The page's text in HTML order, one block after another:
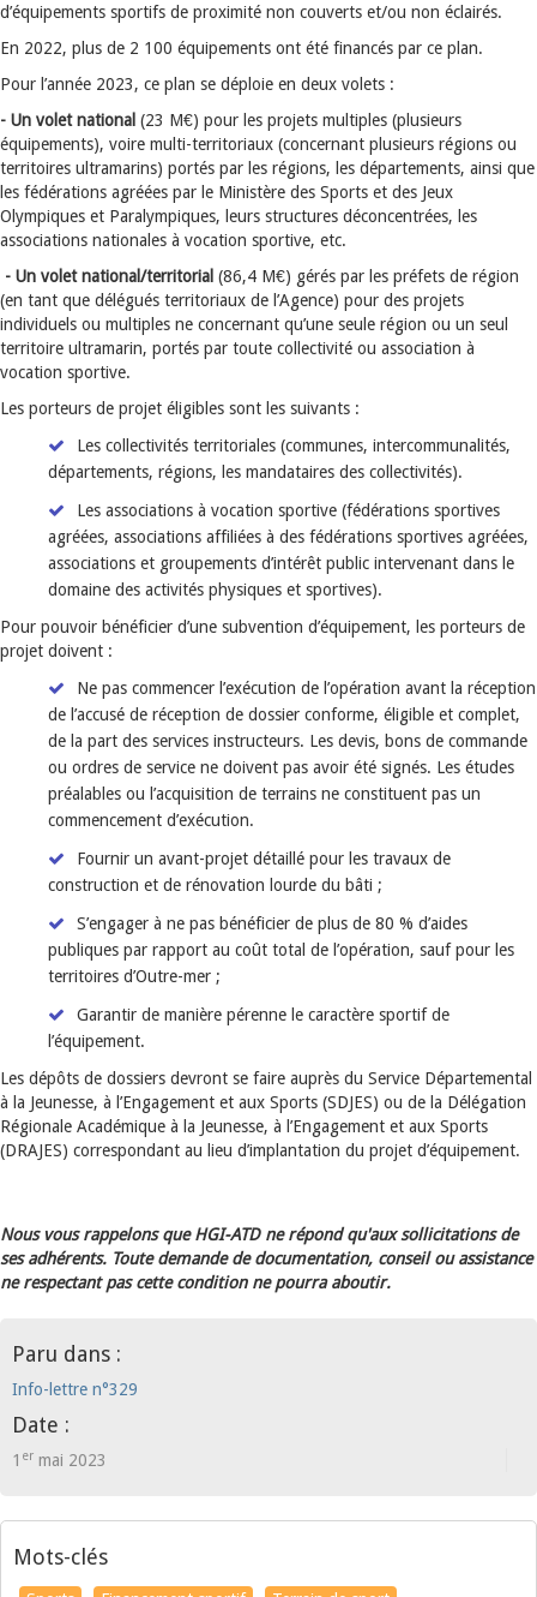
d’équipements sportifs de proximité non couverts et/ou non éclairés.
En 2022, plus de 2 100 équipements ont été financés par ce plan.
Pour l’année 2023, ce plan se déploie en deux volets :
- Un volet national (23 M€) pour les projets multiples (plusieurs
équipements), voire multi-territoriaux (concernant plusieurs régions ou
territoires ultramarins) portés par les régions, les départements, ainsi que
les fédérations agréées par le Ministère des Sports et des Jeux
Olympiques et Paralympiques, leurs structures déconcentrées, les
associations nationales à vocation sportive, etc.
- Un volet national/territorial (86,4 M€) gérés par les préfets de région
(en tant que délégués territoriaux de l’Agence) pour des projets
individuels ou multiples ne concernant qu’une seule région ou un seul
territoire ultramarin, portés par toute collectivité ou association à
vocation sportive.
Les porteurs de projet éligibles sont les suivants :
Les collectivités territoriales (communes, intercommunalités,
départements, régions, les mandataires des collectivités).
Les associations à vocation sportive (fédérations sportives
agréées, associations affiliées à des fédérations sportives agréées,
associations et groupements d’intérêt public intervenant dans le
domaine des activités physiques et sportives).
Pour pouvoir bénéficier d’une subvention d’équipement, les porteurs de
projet doivent :
Ne pas commencer l’exécution de l’opération avant la réception
de l’accusé de réception de dossier conforme, éligible et complet,
de la part des services instructeurs. Les devis, bons de commande
ou ordres de service ne doivent pas avoir été signés. Les études
préalables ou l’acquisition de terrains ne constituent pas un
commencement d’exécution.
Fournir un avant-projet détaillé pour les travaux de
construction et de rénovation lourde du bâti ;
S’engager à ne pas bénéficier de plus de 80 % d’aides
publiques par rapport au coût total de l’opération, sauf pour les
territoires d’Outre-mer ;
Garantir de manière pérenne le caractère sportif de
l’équipement.
Les dépôts de dossiers devront se faire auprès du Service Départemental
à la Jeunesse, à l’Engagement et aux Sports (SDJES) ou de la Délégation
Régionale Académique à la Jeunesse, à l’Engagement et aux Sports
(DRAJES) correspondant au lieu d’implantation du projet d’équipement.
Nous vous rappelons que HGI-ATD ne répond qu'aux sollicitations de
ses adhérents. Toute demande de documentation, conseil ou assistance
ne respectant pas cette condition ne pourra aboutir.
Paru dans :
Info-lettre n°329
Date :
1 er mai 2023
Mots-clés